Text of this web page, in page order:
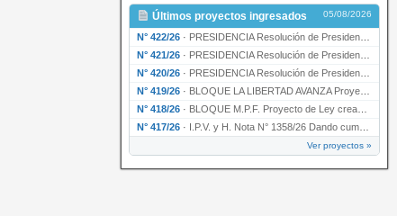
Últimos proyectos ingresados 05/08/2026
N° 422/26 · PRESIDENCIA Resolución de Presidencia N° 200/26 para su ratificación.
N° 421/26 · PRESIDENCIA Resolución de Presidencia N° 199/26 para su ratificación.
N° 420/26 · PRESIDENCIA Resolución de Presidencia N° 198/26 para su ratificación.
N° 419/26 · BLOQUE LA LIBERTAD AVANZA Proyecto de Ley declarando la esencialidad del servicio educativ…
N° 418/26 · BLOQUE M.P.F. Proyecto de Ley creando el Ente Único Regulador de servicios públicos de la …
N° 417/26 · I.P.V. y H. Nota N° 1358/26 Dando cumplimiento al artículo 29 de la Ley provincial N° 1399…
Ver proyectos »